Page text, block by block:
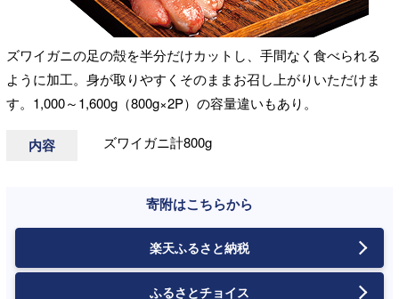
ズワイガニの足の殻を半分だけカットし、手間なく食べられる
ように加工。身が取りやすくそのままお召し上がりいただけま
す。1,000～1,600g（800g×2P）の容量違いもあり。
内容 ズワイガニ計800g
寄附はこちらから
楽天ふるさと納税
ふるさとチョイス